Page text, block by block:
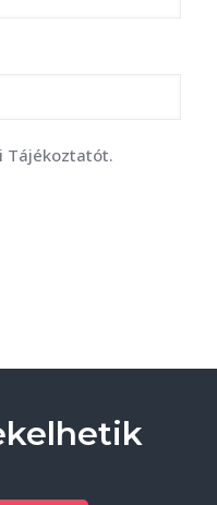
Tájékoztatót.